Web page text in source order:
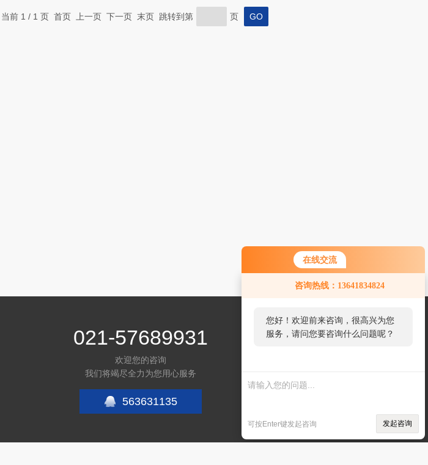
在线交流
咨询热线：13641834824
您好！欢迎前来咨询，很高兴为您
服务，请问您要咨询什么问题呢？
可按Enter键发起咨询 发起咨询
当前 1 / 1 页 首页 上一页 下一页 末页 跳转到第 页
021-57689931
欢迎您的咨询
我们将竭尽全力为您用心服务
563631135
关注微信